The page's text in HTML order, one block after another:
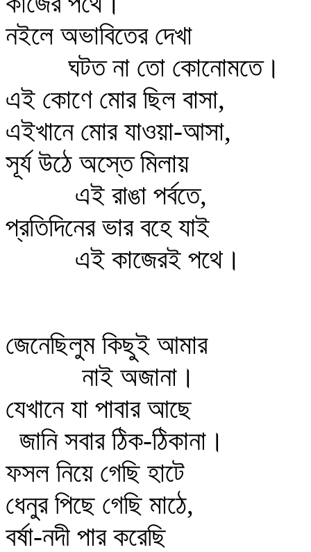
নইলে অভাবিতের দেখা
ঘটত না তো কোনোমতে।
এই কোণে মোর ছিল বাসা,
এইখানে মোর যাওয়া-আসা,
সূর্য উঠে অস্তে মিলায়
এই রাঙা পর্বতে,
প্রতিদিনের ভার বহে যাই
এই কাজেরই পথে।
জেনেছিলুম কিছুই আমার
নাই অজানা।
যেখানে যা পাবার আছে
জানি সবার ঠিক-ঠিকানা।
ফসল নিয়ে গেছি হাটে
ধেনুর পিছে গেছি মাঠে,
বর্ষা-নদী পার করেছি